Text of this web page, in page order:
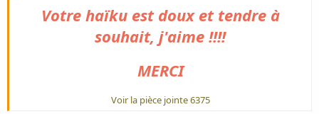
Votre haïku est doux et tendre à
souhait, j'aime !!!!
MERCI
Voir la pièce jointe 6375